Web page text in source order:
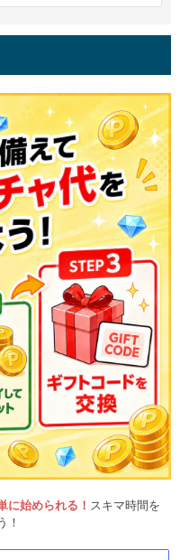
に始められる！ スキマ時間を
！